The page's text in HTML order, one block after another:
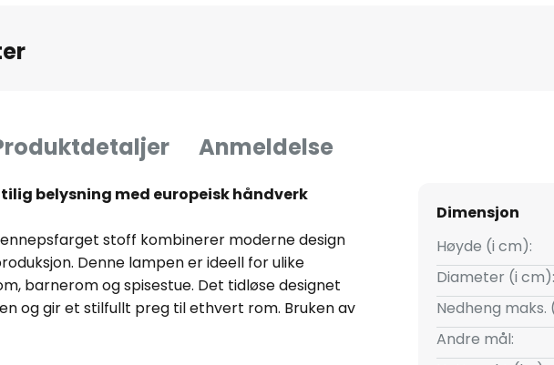
Anmeldelse
belysning med europeisk håndverk
stoff kombinerer moderne design
Denne lampen er ideell for ulike
barnerom og spisestue. Det tidløse designet
og gir et stilfullt preg til ethvert rom. Bruken av
og innbydende uttrykk.
Dimensjon
Høyde (i cm):
Diameter (i cm):
Nedheng maks.
Andre mål: